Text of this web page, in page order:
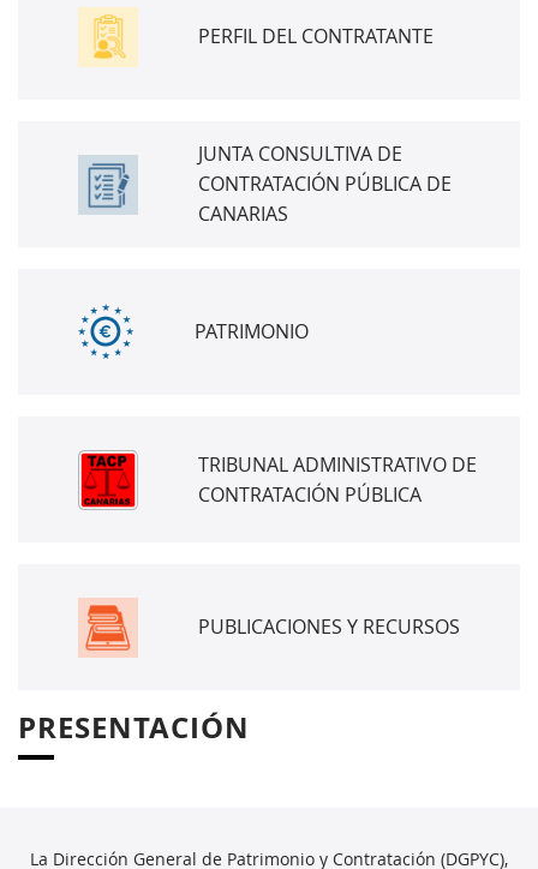
PERFIL DEL CONTRATANTE
JUNTA CONSULTIVA DE
CONTRATACIÓN PÚBLICA DE
CANARIAS
PATRIMONIO
TRIBUNAL ADMINISTRATIVO DE
CONTRATACIÓN PÚBLICA
PUBLICACIONES Y RECURSOS
PRESENTACIÓN
La Dirección General de Patrimonio y Contratación (DGPYC),